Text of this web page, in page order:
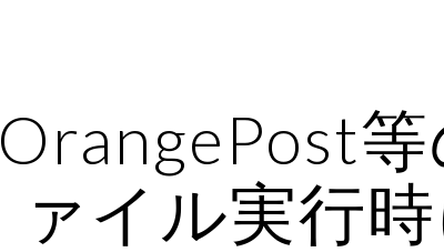
OrangePost等
ァイル実行